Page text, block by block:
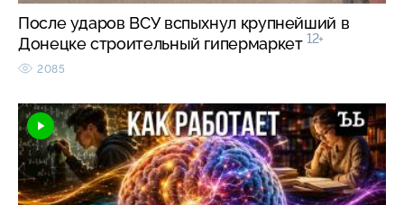
После ударов ВСУ вспыхнул крупнейший в
Донецке строительный гипермаркет 12+
2085